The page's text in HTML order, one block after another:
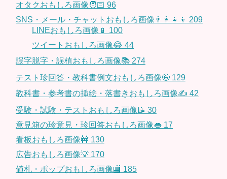
オタクおもしろ画像🧑🏻 96
SNS・メール・チャットおもしろ画像👨‍👩‍👧‍👦 209
LINEおもしろ画像📱 100
ツイートおもしろ画像😂 44
誤字脱字・誤植おもしろ画像📚 274
テスト珍回答・教科書例文おもしろ画像🤪 129
教科書・参考書の挿絵・落書きおもしろ画像✍️ 42
受験・試験・テストおもしろ画像📝 30
意見箱の珍意見・珍回答おもしろ画像👄 17
看板おもしろ画像🚧 130
広告おもしろ画像💡 170
値札・ポップおもしろ画像🏬 185